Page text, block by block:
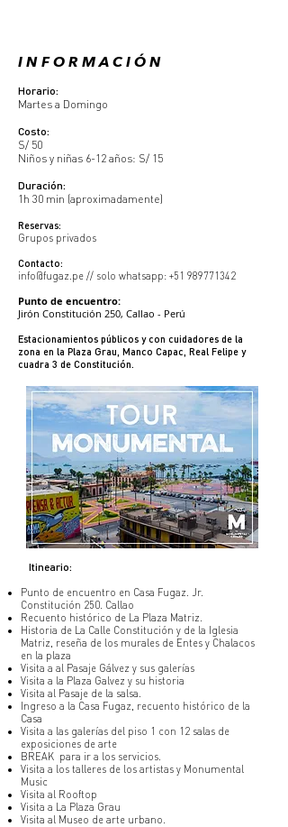
I N F O R M A C I Ó N
Horario:
Martes a Domingo
Costo:
S/ 50
Niños y niñas 6-12 años: S/ 15
Duración:
1h 30 min (aproximadamente)
Reservas:
Grupos privados
Contacto:
info@fugaz.pe // solo whatsapp: +51 989771342
Punto de encuentro:
Jirón Constitución 250, Callao - Perú
Estacionamientos públicos y con cuidadores de la
zona en la Plaza Grau, Manco Capac, Real Felipe y
cuadra 3 de Constitución.
Itineario:
Punto de encuentro en Casa Fugaz. Jr.
Constitución 250. Callao
Recuento histórico de La Plaza Matriz.
Historia de La Calle Constitución y de la Iglesia
Matriz, reseña de los murales de Entes y Chalacos
en la plaza
Visita a al Pasaje Gálvez y sus galerías
Visita a la Plaza Galvez y su historia
Visita al Pasaje de la salsa.
Ingreso a la Casa Fugaz, recuento histórico de la
Casa
Visita a las galerías del piso 1 con 12 salas de
exposiciones de arte
BREAK para ir a los servicios.
Visita a los talleres de los artistas y Monumental
Music
Visita al Rooftop
Visita a La Plaza Grau
Visita al Museo de arte urbano.